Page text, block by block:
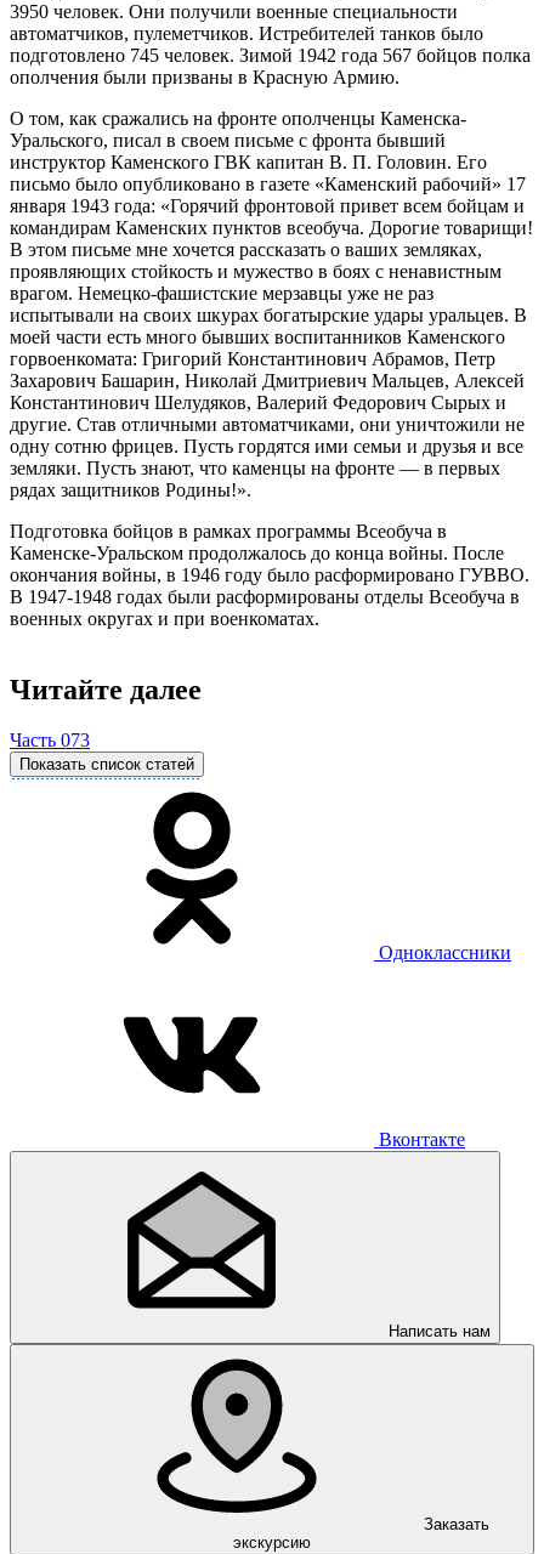
3950 человек. Они получили военные специальности
автоматчиков, пулеметчиков. Истребителей танков было
подготовлено 745 человек. Зимой 1942 года 567 бойцов полка
ополчения были призваны в Красную Армию.
О том, как сражались на фронте ополченцы Каменска-
Уральского, писал в своем письме с фронта бывший
инструктор Каменского ГВК капитан В. П. Головин. Его
письмо было опубликовано в газете «Каменский рабочий» 17
января 1943 года: «Горячий фронтовой привет всем бойцам и
командирам Каменских пунктов всеобуча. Дорогие товарищи!
В этом письме мне хочется рассказать о ваших земляках,
проявляющих стойкость и мужество в боях с ненавистным
врагом. Немецко-фашистские мерзавцы уже не раз
испытывали на своих шкурах богатырские удары уральцев. В
моей части есть много бывших воспитанников Каменского
горвоенкомата: Григорий Константинович Абрамов, Петр
Захарович Башарин, Николай Дмитриевич Мальцев, Алексей
Константинович Шелудяков, Валерий Федорович Сырых и
другие. Став отличными автоматчиками, они уничтожили не
одну сотню фрицев. Пусть гордятся ими семьи и друзья и все
земляки. Пусть знают, что каменцы на фронте — в первых
рядах защитников Родины!».
Подготовка бойцов в рамках программы Всеобуча в
Каменске-Уральском продолжалось до конца войны. После
окончания войны, в 1946 году было расформировано ГУВВО.
В 1947-1948 годах были расформированы отделы Всеобуча в
военных округах и при военкоматах.
Читайте далее
Часть 073
Показать список статей
Одноклассники
Вконтакте
Написать нам
Заказать
экскурсию